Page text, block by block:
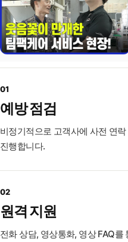
01
예방 점검
비정기적으로 고객사에 사전 연
진행합니다.
02
원격 지원
전화 상담, 영상통화, 영상 FAQ